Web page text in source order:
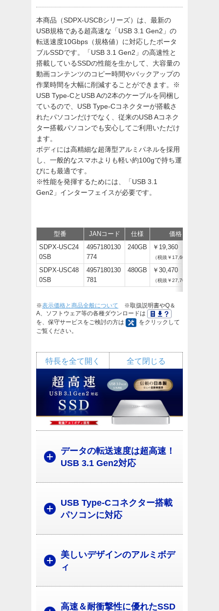
本商品（SDPX-USCBシリーズ）は、最新の
USB規格である超高速な「USB 3.1 Gen2」の
転送速度10Gbps（規格値）に対応したポータ
ブルSSDです。「USB 3.1 Gen2」の高速性と
搭載しているSSDの性能を生かして、大容量の
動画コンテンツのコピー時間やバックアップの
作業時間を大幅に削減することができます。※
USB Type-CとUSB Aの2本のケーブルを同梱し
ているので、USB Type-Cコネクターが搭載さ
れたパソコンだけでなく、従来のUSB Aコネク
ター搭載パソコンでも安心してご利用いただけ
ます。
ボディには高精細な超薄型アルミパネルを採用
し、一般的なスマホよりも軽い約100gで持ち運
びにも最適です。
※性能を発揮するためには、「USB 3.1
Gen2」インターフェイスが必要です。
型番 JANコード 仕様 価格
SDPX-USC24
0SB
4957180130
774
240GB ￥19,360
（税抜￥17,600）
SDPX-USC48
0SB
4957180130
781
480GB ￥30,470
（税抜￥27,700）
※表示価格と商品全般について ※取扱説明書やQ＆
A、ソフトウェア等の各種ダウンロードは
を、保守サービスをご検討の方は
をクリックして
ご覧ください。
全て閉じる
特長を全て開く
データの転送速度は超高速！
USB 3.1 Gen2対応
USB Type-Cコネクター搭載
パソコンに対応
美しいデザインのアルミボデ
ィ
高速＆耐衝撃性に優れたSSD